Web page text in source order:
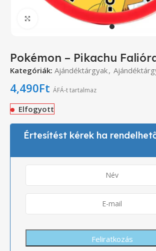
Click to enlarge
Pokémon – Pikachu
Kategóriák: Ajándéktárgyak,
4,490Ft ÁFÁ-t tartalmaz
Elfogyott
Értesítést kérek ha